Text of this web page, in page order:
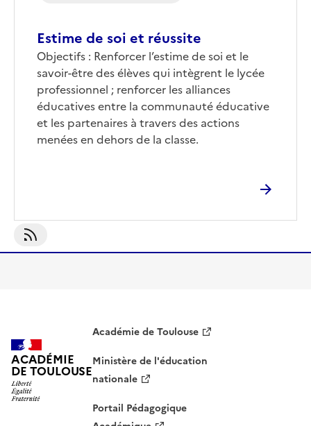
Estime de soi et réussite
Objectifs : Renforcer l’estime de soi et le
savoir-être des élèves qui intègrent le lycée
professionnel ; renforcer les alliances
éducatives entre la communauté éducative
et les partenaires à travers des actions
menées en dehors de la classe.
S'abonner À Référent Décrochage Scolaire
ACADÉMIE
DE TOULOUSE
Académie de Toulouse
Ministère de l'éducation
nationale
Portail Pédagogique